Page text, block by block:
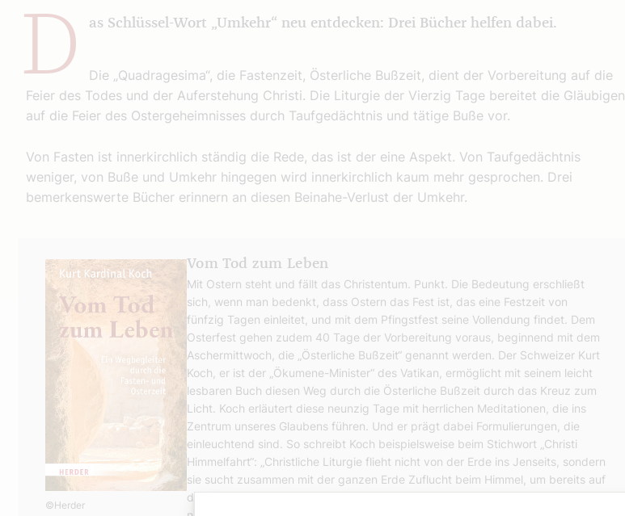
D as Schlüssel-Wort „Umkehr“ neu entdecken: Drei Bücher helfen dabei.
Die „Quadragesima“, die Fastenzeit, Österliche Bußzeit, dient der Vorbereitung auf die
Feier des Todes und der Auferstehung Christi. Die Liturgie der Vierzig Tage bereitet die Gläubigen
auf die Feier des Ostergeheimnisses durch Taufgedächtnis und tätige Buße vor.
Von Fasten ist innerkirchlich ständig die Rede, das ist der eine Aspekt. Von Taufgedächtnis
weniger, von Buße und Umkehr hingegen wird innerkirchlich kaum mehr gesprochen. Drei
bemerkenswerte Bücher erinnern an diesen Beinahe-Verlust der Umkehr.
©Herder
Vom Tod zum Leben
Mit Ostern steht und fällt das Christentum. Punkt. Die Bedeutung erschließt
sich, wenn man bedenkt, dass Ostern das Fest ist, das eine Festzeit von
fünfzig Tagen einleitet, und mit dem Pfingstfest seine Vollendung findet. Dem
Osterfest gehen zudem 40 Tage der Vorbereitung voraus, beginnend mit dem
Aschermittwoch, die „Österliche Bußzeit“ genannt werden. Der Schweizer Kurt
Koch, er ist der „Ökumene-Minister“ des Vatikan, ermöglicht mit seinem leicht
lesbaren Buch diesen Weg durch die Österliche Bußzeit durch das Kreuz zum
Licht. Koch erläutert diese neunzig Tage mit herrlichen Meditationen, die ins
Zentrum unseres Glaubens führen. Und er prägt dabei Formulierungen, die
einleuchtend sind. So schreibt Koch beispielsweise beim Stichwort „Christi
Himmelfahrt“: „Christliche Liturgie flieht nicht von der Erde ins Jenseits, sondern
sie sucht zusammen mit der ganzen Erde Zuflucht beim Himmel, um bereits auf
dieser Erde etwas vom Himmel erfahrbar machen zu können.“ Eine Fundgrube,